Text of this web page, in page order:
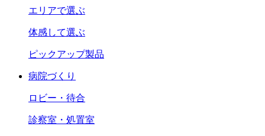
エリアで選ぶ
体感して選ぶ
ピックアップ製品
病院づくり
ロビー・待合
診察室・処置室